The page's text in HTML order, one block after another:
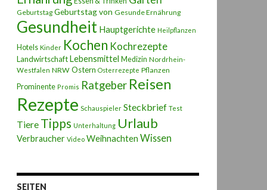
Geburtstag Geburtstag von Gesunde Ernährung
Gesundheit Hauptgerichte Heilpflanzen
Hotels Kinder Kochen Kochrezepte
LandwirtschaftLebensmittel Medizin Nordrhein-
Westfalen NRW Ostern Osterrezepte Pflanzen
Prominente Promis Ratgeber Reisen
Rezepte Schauspieler Steckbrief Test
Tiere Tipps Unterhaltung Urlaub
Verbraucher Video Weihnachten Wissen
SEITEN